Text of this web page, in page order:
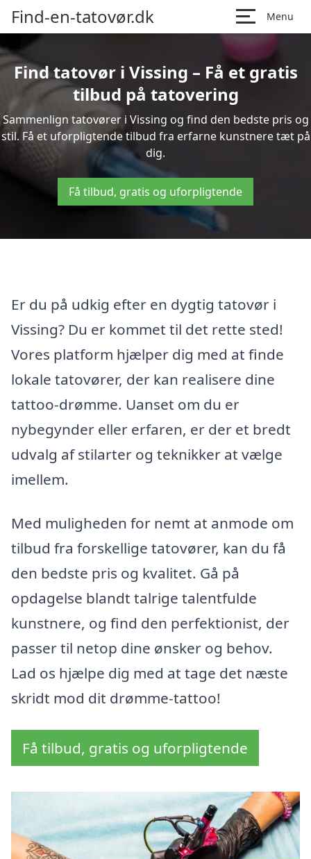
Find-en-tatovør.dk Menu
Find tatovør i Vissing – Få et gratis
tilbud på tatovering
Sammenlign tatovører i Vissing og find den bedste pris og
stil. Få et uforpligtende tilbud fra erfarne kunstnere tæt på
dig.
Få tilbud, gratis og uforpligtende
Er du på udkig efter en dygtig tatovør i
Vissing? Du er kommet til det rette sted!
Vores platform hjælper dig med at finde
lokale tatovører, der kan realisere dine
tattoo-drømme. Uanset om du er
nybegynder eller erfaren, er der et bredt
udvalg af stilarter og teknikker at vælge
imellem.
Med muligheden for nemt at anmode om
tilbud fra forskellige tatovører, kan du få
den bedste pris og kvalitet. Gå på
opdagelse blandt talrige talentfulde
kunstnere, og find den perfektionist, der
passer til netop dine ønsker og behov.
Lad os hjælpe dig med at tage det næste
skridt mod dit drømme-tattoo!
Få tilbud, gratis og uforpligtende